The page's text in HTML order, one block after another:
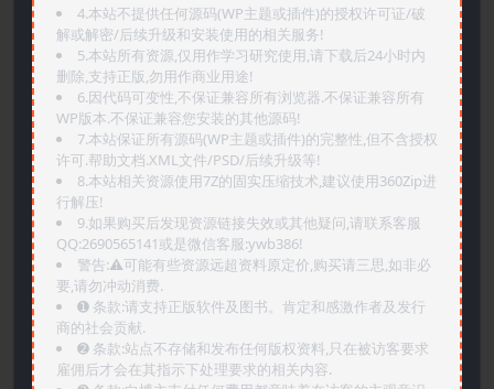
4.本站不提供任何源码(WP主题或插件)的授权许可证/破
解或解密/后续升级和安装使用的相关服务!
5.本站所有资源,仅用作学习研究使用,请下载后24小时内
删除,支持正版,勿用作商业用途!
6.因代码可变性,不保证兼容所有浏览器.不保证兼容所有
WP版本.不保证兼容您安装的其他源码!
7.本站保证所有源码(WP主题或插件)的完整性,但不含授权
许可.帮助文档.XML文件/PSD/后续升级等!
8.本站相关资源使用7Z的固实压缩技术,建议使用360Zip进
行解压!
9.如果购买后发现资源链接失效或其他疑问,请联系客服
QQ:2690565141或是微信客服:ywb386!
警告:⚠️可能有些资源远超资料原定价,购买请三思,如非必
要,请勿冲动消费.
➊️ 条款:请支持正版软件及图书。肯定和感激作者及发行
商的社会贡献.
➋️ 条款:站点不存储和发布任何版权资料,只在被访客要求
雇佣后才会在其指示下处理要求的相关内容.